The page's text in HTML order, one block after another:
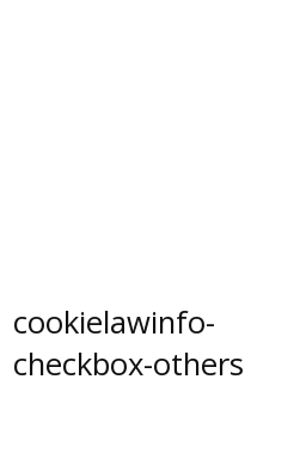
cookielawinfo-
checkbox-others